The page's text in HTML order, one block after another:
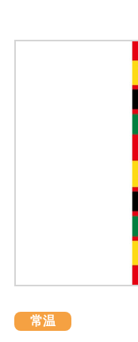
常温